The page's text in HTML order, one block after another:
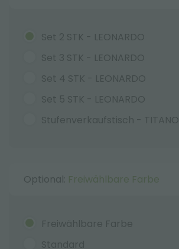
Set 2 STK - LEONARDO
Set 3 STK - LEONARDO
Set 4 STK - LEONARDO
Set 5 STK - LEONARDO
Stufenverkaufstisch - TITANO
Optional: Freiwählbare Farbe
Freiwählbare Farbe
Standard